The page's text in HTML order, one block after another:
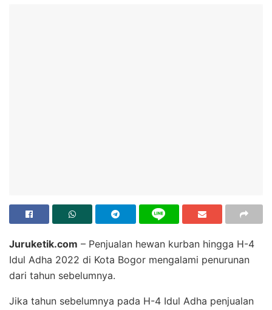
Juruketik.com – Penjualan hewan kurban hingga H-4
Idul Adha 2022 di Kota Bogor mengalami penurunan
dari tahun sebelumnya.
Jika tahun sebelumnya pada H-4 Idul Adha penjualan